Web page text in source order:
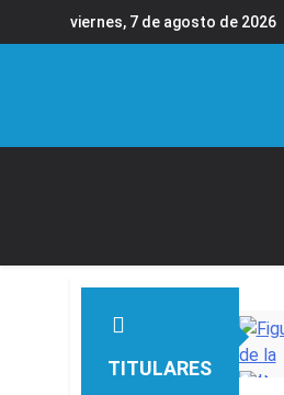
viernes, 7 de agosto de 2026
TITULARES